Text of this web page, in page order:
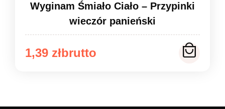
Wyginam Śmiało Ciało – Przypinki
wieczór panieński
1,39 zł
Zakres
1,39 zł